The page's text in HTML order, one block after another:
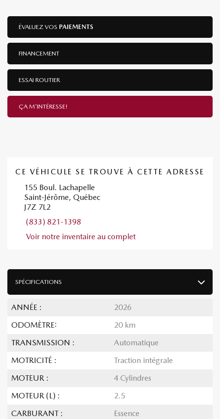
SPÉCIFICATIONS
ANNÉE :
2026
ODOMÈTRE:
20 km
TRANSMISSION :
Automatique
MOTRICITÉ :
Traction intégrale
MOTEUR :
4 Cylindres
MOTEUR (L) :
2.5
CARBURANT :
Essence
ÉVALUEZ VOS PAIEMENTS
FINANCEMENT
ESSAI ROUTIER
ÇA M'INTÉRESSE!
CE VÉHICULE SE TROUVE À CETTE ADRESSE
155 Boul. Lachapelle
Saint-Jérôme, Québec
J7Z 7L2
(833) 821-1398
Voir notre inventaire au complet